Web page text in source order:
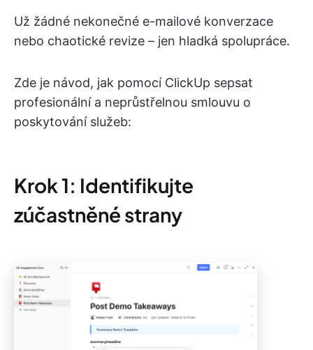
Už žádné nekonečné e-mailové konverzace
nebo chaotické revize – jen hladká spolupráce.
Zde je návod, jak pomocí ClickUp sepsat
profesionální a neprůstřelnou smlouvu o
poskytování služeb:
Krok 1: Identifikujte
zúčastněné strany